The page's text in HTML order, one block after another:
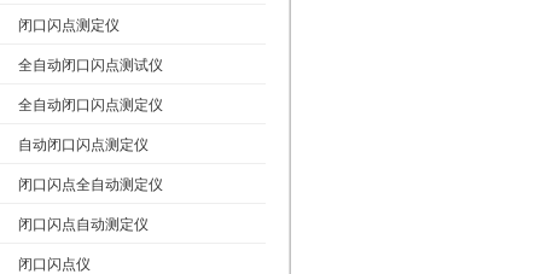
闭口闪点测定仪
全自动闭口闪点测试仪
全自动闭口闪点测定仪
自动闭口闪点测定仪
闭口闪点全自动测定仪
闭口闪点自动测定仪
闭口闪点仪